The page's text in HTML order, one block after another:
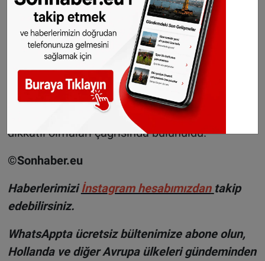
Danimarka'da Kur'an-ı Kerim yakmasının
ardından, ABD, Almanya ve Fransa Türkiye'de
yaşayan vatandaşlarını uyarmıştı. Üç ülkeden
başta İstanbul olmak üzere Türkiye’deki
büyükelçilikler ve Türkiye için yüksek terör riski
uyarısı yayınlayarak, vatandaşlarından kalabalık
yerlerden uzak durmaları ve ibadet alanlarında
dikkatli olmaları çağrısında bulunuldu.
©Sonhaber.eu
Haberlerimiziİnstagram hesabımızdan takip
edebilirsiniz.
WhatsAppta ücretsiz bültenimize abone olun,
Hollanda ve diğer Avrupa ülkeleri gündeminden